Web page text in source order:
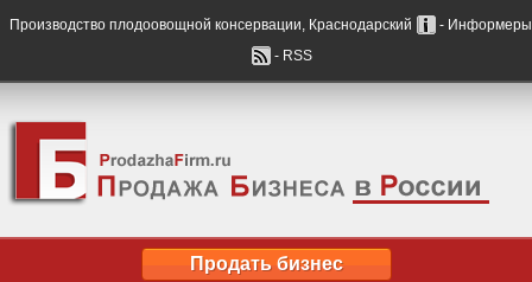
Производство плодоовощной консервации, Краснодарский
- Информеры
- RSS
Продать бизнес